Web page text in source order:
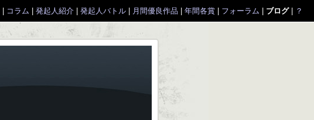
コラム 発起人紹介| 発起人バトル| 月間優良作品 年間各賞| フォーラム ブログ| ？